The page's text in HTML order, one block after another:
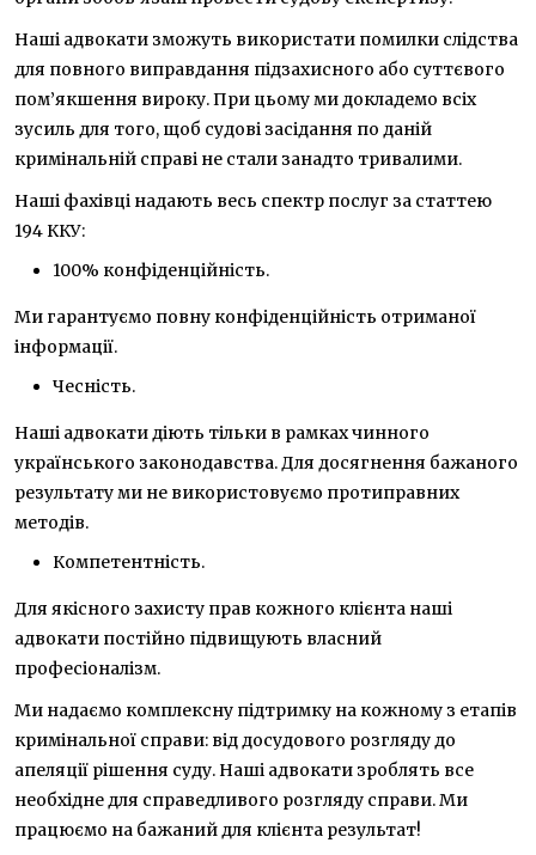
Наші адвокати зможуть використати помилки слідства
для повного виправдання підзахисного або суттєвого
пом’якшення вироку. При цьому ми докладемо всіх
зусиль для того, щоб судові засідання по даній
кримінальній справі не стали занадто тривалими.
Наші фахівці надають весь спектр послуг за статтею
194 ККУ:
100% конфіденційність.
Ми гарантуємо повну конфіденційність отриманої
інформації.
Чесність.
Наші адвокати діють тільки в рамках чинного
українського законодавства. Для досягнення бажаного
результату ми не використовуємо протиправних
методів.
Компетентність.
Для якісного захисту прав кожного клієнта наші
адвокати постійно підвищують власний
професіоналізм.
Ми надаємо комплексну підтримку на кожному з етапів
кримінальної справи: від досудового розгляду до
апеляції рішення суду. Наші адвокати зроблять все
необхідне для справедливого розгляду справи. Ми
працюємо на бажаний для клієнта результат!